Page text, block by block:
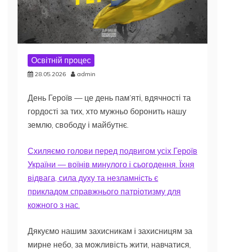
Освітній процес
28.05.2026 admin
День Героїв — це день пам’яті, вдячності та
гордості за тих, хто мужньо боронить нашу
землю, свободу і майбутнє.
Схиляємо голови перед подвигом усіх Героїв
України — воїнів минулого і сьогодення. Їхня
відвага, сила духу та незламність є
прикладом справжнього патріотизму для
кожного з нас.
Дякуємо нашим захисникам і захисницям за
мирне небо, за можливість жити, навчатися,